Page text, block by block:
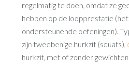
regelmatig te doen, omdat ze
hebben op de loopprestatie (het
ondersteunende oefeningen).
zijn tweebenige hurkzit (squats),
hurkzit, met of zonder gewichten